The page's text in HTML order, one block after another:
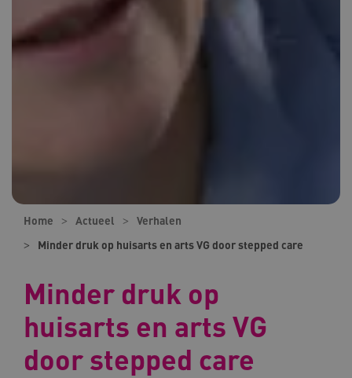
Home Actueel
Verhalen
Minder druk op huisarts en arts VG door stepped care
Minder druk op
huisarts en arts VG
door stepped care